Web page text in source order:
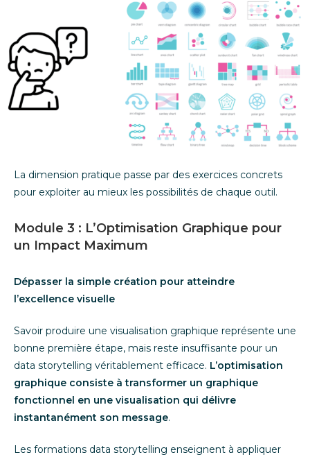
La dimension pratique passe par des exercices concrets
pour exploiter au mieux les possibilités de chaque outil.
Module 3 : L’Optimisation Graphique pour
un Impact Maximum
Dépasser la simple création pour atteindre
l’excellence visuelle
Savoir produire une visualisation graphique représente une
bonne première étape, mais reste insuffisante pour un
data storytelling véritablement efficace. L’optimisation
graphique consiste à transformer un graphique
fonctionnel en une visualisation qui délivre
instantanément son message.
Les formations data storytelling enseignent à appliquer